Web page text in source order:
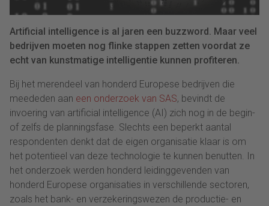
Artificial intelligence is al jaren een buzzword. Maar veel
bedrijven moeten nog flinke stappen zetten voordat ze
echt van kunstmatige intelligentie kunnen profiteren.
Bij het merendeel van honderd Europese bedrijven die
meededen aan een onderzoek van SAS, bevindt de
invoering van artificial intelligence (AI) zich nog in de begin-
of zelfs de planningsfase. Slechts een beperkt aantal
respondenten denkt dat de eigen organisatie klaar is om
het potentieel van deze technologie te kunnen benutten. In
het onderzoek werden honderd leidinggevenden van
honderd Europese organisaties in verschillende sectoren,
zoals het bank- en verzekeringswezen de productie- en